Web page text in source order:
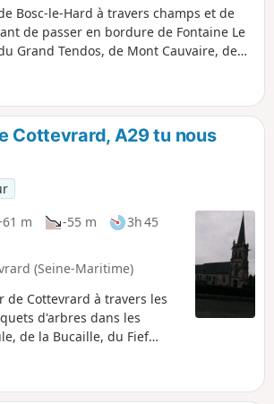
Bosc-le-Hard à travers champs et de
de passer en bordure de Fontaine Le
Grand Tendos, de Mont Cauvaire, de
Cottevrard, A29 tu nous
m -55 m
3h 45
(Seine-Maritime)
de Cottevrard à travers les
d'arbres dans les
de la Bucaille, du Fief